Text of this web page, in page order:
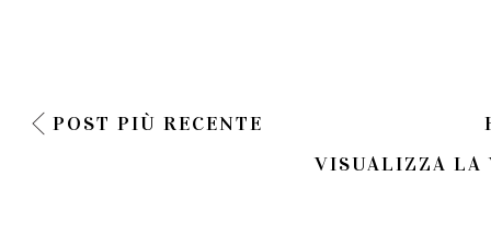
POST PIÙ RECENTE
VISUALIZZA LA